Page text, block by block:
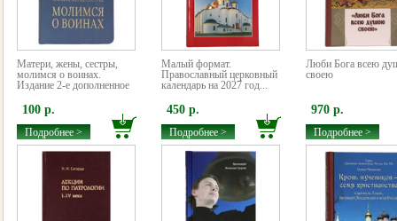
Матери, жены, сестры,
молимся о воинах.
Издание 2-е дополненное
100 р.
Подробнее >
Малый формат.
Православный церковный
календарь на 2027 год...
450 р.
Подробнее >
Люби Бога всею
своею
970 р.
Подробнее >